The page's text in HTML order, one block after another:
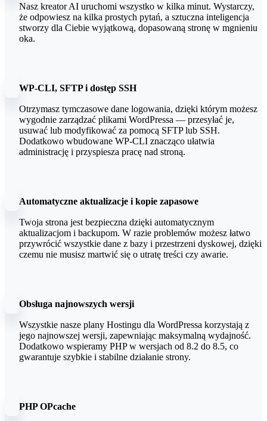
Nasz kreator AI uruchomi wszystko w kilka minut. Wystarczy,
że odpowiesz na kilka prostych pytań, a sztuczna inteligencja
stworzy dla Ciebie wyjątkową, dopasowaną stronę w mgnieniu
oka.
WP-CLI, SFTP i dostęp SSH
Otrzymasz tymczasowe dane logowania, dzięki którym możesz
wygodnie zarządzać plikami WordPressa — przesyłać je,
usuwać lub modyfikować za pomocą SFTP lub SSH.
Dodatkowo wbudowane WP-CLI znacząco ułatwia
administrację i przyspiesza pracę nad stroną.
Automatyczne aktualizacje i kopie zapasowe
Twoja strona jest bezpieczna dzięki automatycznym
aktualizacjom i backupom. W razie problemów możesz łatwo
przywrócić wszystkie dane z bazy i przestrzeni dyskowej, dzięki
czemu nie musisz martwić się o utratę treści czy awarie.
Obsługa najnowszych wersji
Wszystkie nasze plany Hostingu dla WordPressa korzystają z
jego najnowszej wersji, zapewniając maksymalną wydajność.
Dodatkowo wspieramy PHP w wersjach od 8.2 do 8.5, co
gwarantuje szybkie i stabilne działanie strony.
PHP OPcache